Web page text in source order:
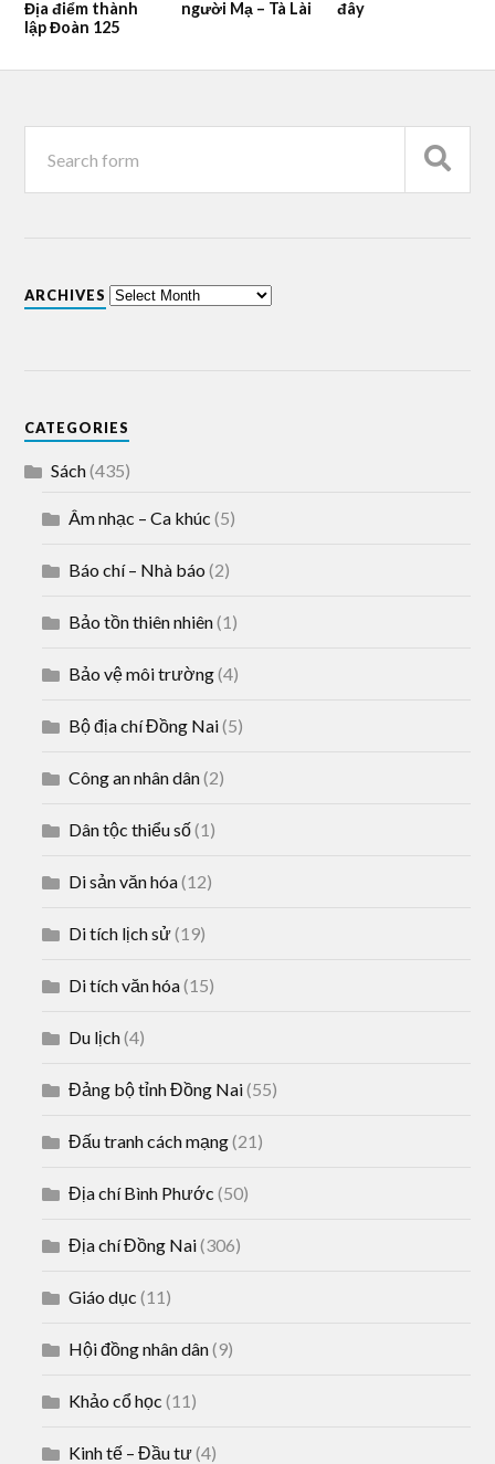
Địa điểm thành
lập Đoàn 125
người Mạ – Tà Lài đây
ARCHIVES
CATEGORIES
Sách(435)
Âm nhạc – Ca khúc (5)
Báo chí – Nhà báo (2)
Bảo tồn thiên nhiên(1)
Bảo vệ môi trường(4)
Bộ địa chí Đồng Nai(5)
Công an nhân dân(2)
Dân tộc thiểu số(1)
Di sản văn hóa(12)
Di tích lịch sử(19)
Di tích văn hóa(15)
Du lịch(4)
Đảng bộ tỉnh Đồng Nai(55)
Đấu tranh cách mạng(21)
Địa chí Bình Phước (50)
Địa chí Đồng Nai(306)
Giáo dục (11)
Hội đồng nhân dân(9)
Khảo cổ học (11)
Kinh tế – Đầu tư(4)